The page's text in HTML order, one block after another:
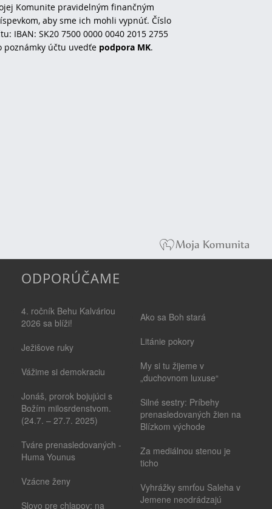
Komunite pravidelným finančným
aby sme ich mohli vypnúť. Číslo
IBAN: SK20 7500 0000 0040 2015 2755
poznámky účtu uvedťe podpora MK.
ODPORÚČAME
4. ročník Behu Kalváriou
2026 sa blíži!
Ježišove ruky
Vážime si demokraciu
Jonáš, prorok bojujúci s
Božím milosrdenstvom.
(24.7. – 27.7. 2025)
Tváre prenasledovaných -
Huma Younus
Vzácne ženy
Slovo pre chlapov: na
Ako sa Boh stará
Litánie pokory
My si tu žijeme v
„duchovnom luxuse“
Silné sestry: Príbehy
prenasledovaných žien na
Blízkom východe
Za mediálnou stenou je
ticho
Vyhrážky smrťou Saleha v
Jemene neodrádzajú